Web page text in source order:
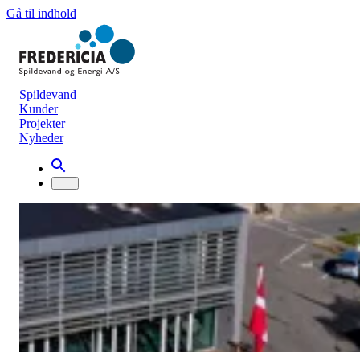
Gå til indhold
Spildevand
Kunder
Projekter
Nyheder
Nyhedsarkiv
Bestyrelsesmøde 1. december 2021
Nyt fra bestyrelsen
8. december 2021
Fredericia Spildevand og Energi A/S har afholdt ordinært
bestyrelsesmøde d. 1. december 2021 med status og et kig ud i